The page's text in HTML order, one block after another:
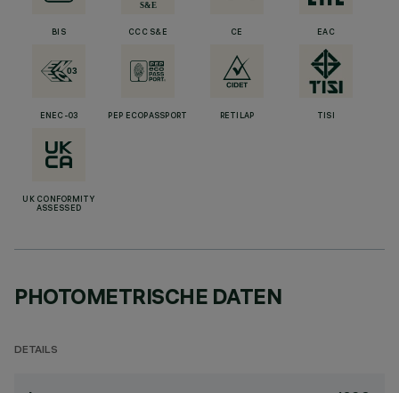
BIS CCC S&E CE EAC
ENEC-03 PEP ECOPASSPORT RETILAP TISI
UK CONFORMITY
ASSESSED
PHOTOMETRISCHE DATEN
DETAILS